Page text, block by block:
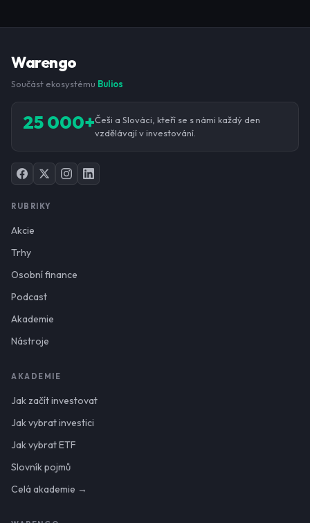
Warengo
Součást ekosystému Bulios
25 000+Češi a Slováci, kteří se s námi každý den
vzdělávají v investování.
RUBRIKY
Akcie
Trhy
Osobní finance
Podcast
Akademie
Nástroje
AKADEMIE
Jak začít investovat
Jak vybrat investici
Jak vybrat ETF
Slovník pojmů
Celá akademie →